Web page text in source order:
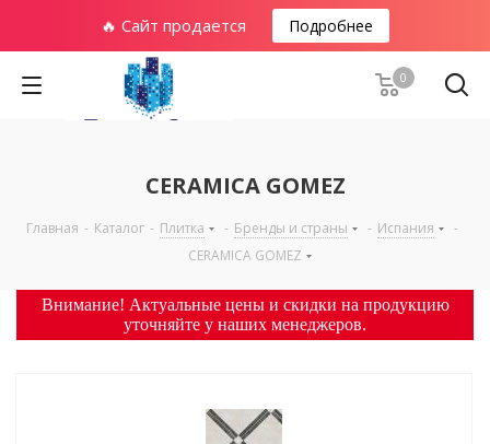
🔥 Сайт продается Подробнее
0
CERAMICA GOMEZ
Главная - Каталог - Плитка - Бренды и страны - Испания
-
CERAMICA GOMEZ
Внимание! Актуальные цены и скидки на продукцию
уточняйте у наших менеджеров.